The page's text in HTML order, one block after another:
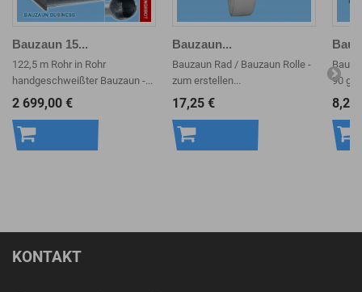
Bauzaun 15...
122,5 m Rohr in Rohr
handgeschweißter Bauzaun -...
2 699,00 €
Bauzaun...
Bauzaun Rad / Bauzaun Rolle -
zum erstellen...
17,25 €
90 g/
8,25
KONTAKT